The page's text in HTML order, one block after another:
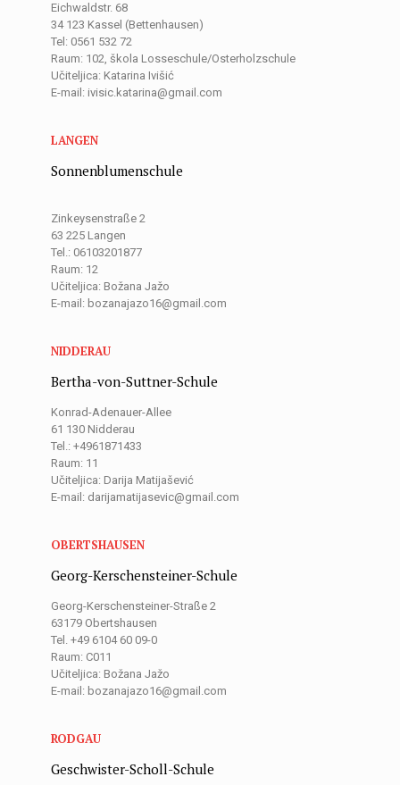
Eichwaldstr. 68
34 123 Kassel (Bettenhausen)
Tel: 0561 532 72
Raum: 102, škola Losseschule/Osterholzschule
Učiteljica: Katarina Ivišić
E-mail: ivisic.katarina@gmail.com
LANGEN
Sonnenblumenschule
Zinkeysenstraße 2
63 225 Langen
Tel.: 06103201877
Raum: 12
Učiteljica: Božana Jažo
E-mail: bozanajazo16@gmail.com
NIDDERAU
Bertha-von-Suttner-Schule
Konrad-Adenauer-Allee
61 130 Nidderau
Tel.: +4961871433
Raum: 11
Učiteljica: Darija Matijašević
E-mail: darijamatijasevic@gmail.com
OBERTSHAUSEN
Georg-Kerschensteiner-Schule
Georg-Kerschensteiner-Straße 2
63179 Obertshausen
Tel. +49 6104 60 09-0
Raum: C011
Učiteljica: Božana Jažo
E-mail: bozanajazo16@gmail.com
RODGAU
Geschwister-Scholl-Schule